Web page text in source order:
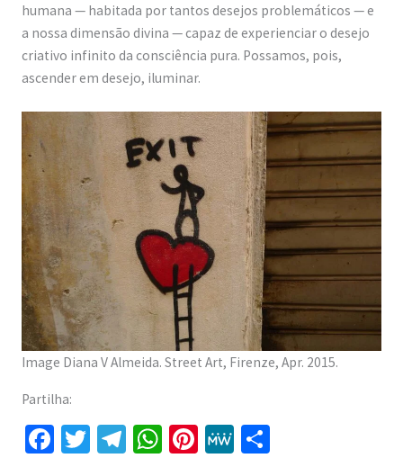
humana — habitada por tantos desejos problemáticos — e
a nossa dimensão divina — capaz de experienciar o desejo
criativo infinito da consciência pura. Possamos, pois,
ascender em desejo, iluminar.
Image Diana V Almeida. Street Art, Firenze, Apr. 2015.
Partilha:
Fa T Te W Pi M S